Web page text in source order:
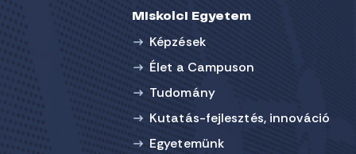
Miskolci Egyetem
Képzések
Élet a Campuson
Tudomány
Kutatás-fejlesztés, innováció
Egyetemünk